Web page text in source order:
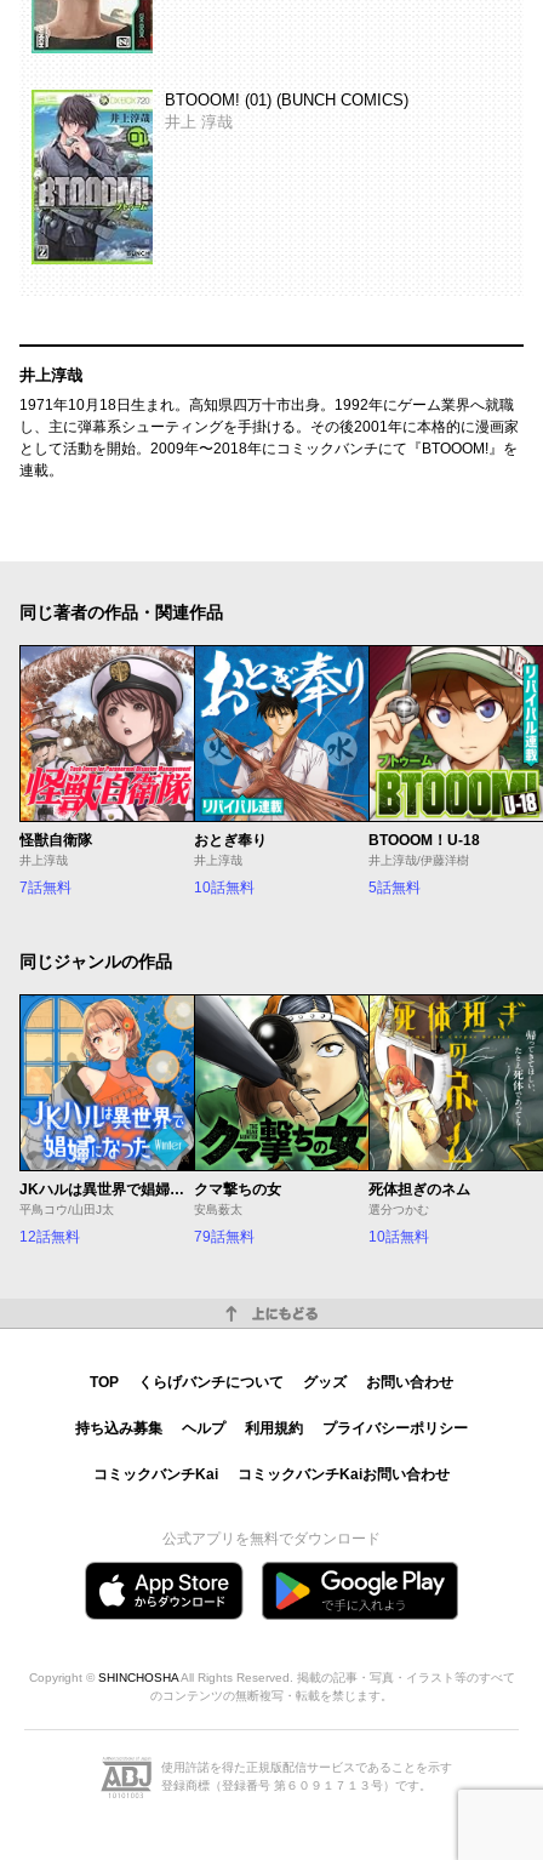
BTOOOM! (01) (BUNCH COMICS)
井上 淳哉
井上淳哉
1971年10月18日生まれ。高知県四万十市出身。1992年にゲーム業界へ就職
し、主に弾幕系シューティングを手掛ける。その後2001年に本格的に漫画家
として活動を開始。2009年〜2018年にコミックバンチにて『BTOOOM!』を
連載。
同じ著者の作品・関連作品
怪獣自衛隊
井上淳哉
7話無料
おとぎ奉り
井上淳哉
10話無料
BTOOOM！U-18
井上淳哉/伊藤洋樹
5話無料
同じジャンルの作品
JKハルは異世界で娼婦になった Winter
平鳥コウ/山田J太
12話無料
クマ撃ちの女
安島薮太
79話無料
死体担ぎのネム
選分つかむ
10話無料
TOP くらげバンチについて グッズ お問い合わせ
持ち込み募集 ヘルプ 利用規約 プライバシーポリシー
コミックバンチKai コミックバンチKaiお問い合わせ
公式アプリを無料でダウンロード
Copyright © SHINCHOSHAAll Rights Reserved. 掲載の記事・写真・イラスト等のすべて
のコンテンツの無断複写・転載を禁じます。
使用許諾を得た正規版配信サービスであることを示す
登録商標（登録番号 第６０９１７１３号）です。